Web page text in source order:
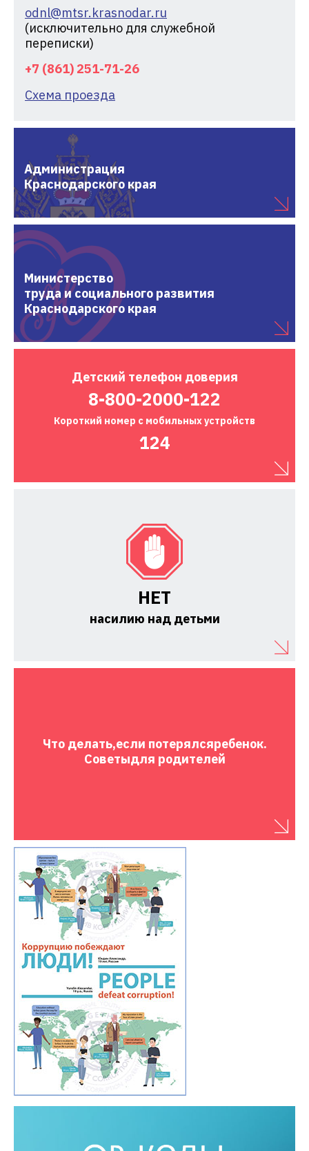
odnl@mtsr.krasnodar.ru
(исключительно для служебной
переписки)
+7 (861) 251-71-26
Схема проезда
Администрация
Краснодарского края
Министерство
труда и социального развития
Краснодарского края
Детский телефон доверия
8-800-2000-122
Короткий номер с мобильных устройств
124
НЕТ
насилию над детьми
Что делать,если потерялсяребенок.
Советыдля родителей